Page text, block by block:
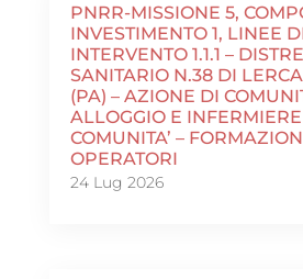
PNRR-MISSIONE 5,
INVESTIMENTO 1, LINEE
INTERVENTO 1.1.1 –
SANITARIO N.38 DI
(PA) – AZIONE DI
ALLOGGIO E
COMUNITA’ –
OPERATORI
24 Lug 2026